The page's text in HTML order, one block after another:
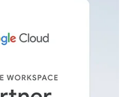
là "xương sống" để thực thi sức
là chuyên gia hệ thống tích hợp